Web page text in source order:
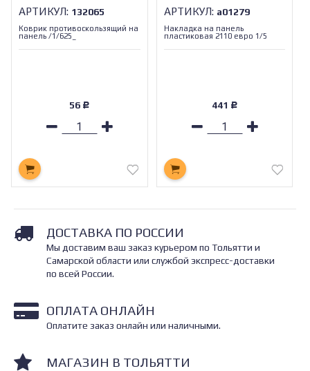
АРТИКУЛ: 132065
Коврик противоскользящий на
панель /1/625_
56 Р
АРТИКУЛ: а01279
Накладка на панель
пластиковая 2110 евро 1/5
441 Р
ДОСТАВКА ПО РОССИИ
Мы доставим ваш заказ курьером по Тольятти и
Самарской области или службой экспресс-доставки
по всей России.
ОПЛАТА ОНЛАЙН
Оплатите заказ онлайн или наличными.
МАГАЗИН В ТОЛЬЯТТИ